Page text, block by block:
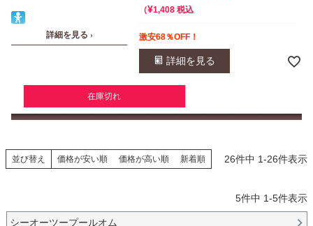
詳細を見る ›
¥1,408 税込
激安68％OFF！
詳細を見る
在庫切れ
並び替え 価格が安い順 価格が高い順 新着順 26件中 1-26件表示
5件中 1-5件表示
シーオーツープールオム